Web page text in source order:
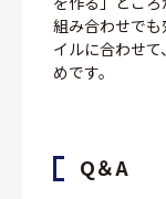
組み合わせで
イルに合わせ
めです。
Q＆A